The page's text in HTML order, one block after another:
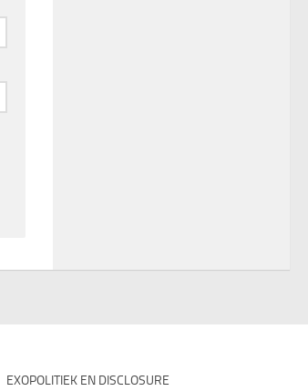
EXOPOLITIEK EN DISCLOSURE